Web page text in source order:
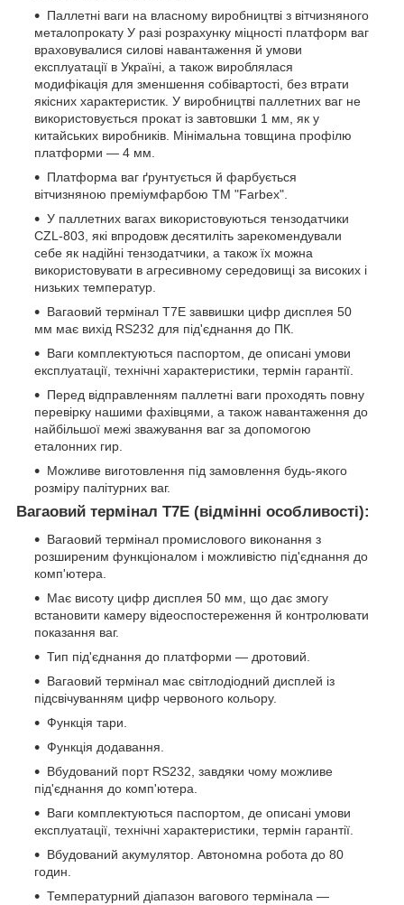
Паллетні ваги на власному виробництві з вітчизняного
металопрокату У разі розрахунку міцності платформ ваг
враховувалися силові навантаження й умови
експлуатації в Україні, а також вироблялася
модифікація для зменшення собівартості, без втрати
якісних характеристик. У виробництві паллетних ваг не
використовується прокат із завтовшки 1 мм, як у
китайських виробників. Мінімальна товщина профілю
платформи — 4 мм.
Платформа ваг ґрунтується й фарбується
вітчизняною преміумфарбою ТМ "Farbex".
У паллетних вагах використовуються тензодатчики
CZL-803, які впродовж десятиліть зарекомендували
себе як надійні тензодатчики, а також їх можна
використовувати в агресивному середовищі за високих і
низьких температур.
Вагаовий термінал T7E заввишки цифр дисплея 50
мм має вихід RS232 для під'єднання до ПК.
Ваги комплектуються паспортом, де описані умови
експлуатації, технічні характеристики, термін гарантії.
Перед відправленням паллетні ваги проходять повну
перевірку нашими фахівцями, а також навантаження до
найбільшої межі зважування ваг за допомогою
еталонних гир.
Можливе виготовлення під замовлення будь-якого
розміру палітурних ваг.
Вагаовий термінал T7E (відмінні особливості):
Вагаовий термінал промислового виконання з
розширеним функціоналом і можливістю під'єднання до
комп'ютера.
Має висоту цифр дисплея 50 мм, що дає змогу
встановити камеру відеоспостереження й контролювати
показання ваг.
Тип під'єднання до платформи — дротовий.
Вагаовий термінал має світлодіодний дисплей із
підсвічуванням цифр червоного кольору.
Функція тари.
Функція додавання.
Вбудований порт RS232, завдяки чому можливе
під'єднання до комп'ютера.
Ваги комплектуються паспортом, де описані умови
експлуатації, технічні характеристики, термін гарантії.
Вбудований акумулятор. Автономна робота до 80
годин.
Температурний діапазон вагового термінала —